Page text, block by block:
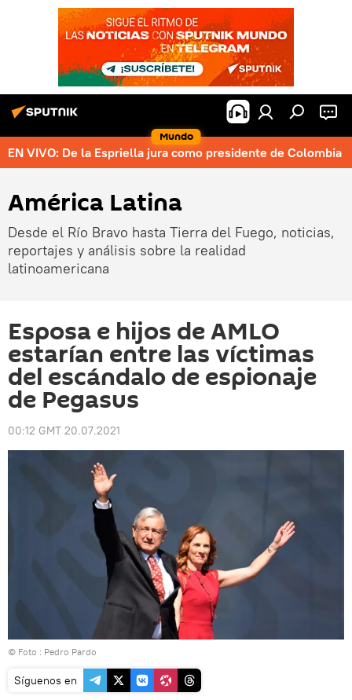
Mundo
EN VIVO: De la Espriella jura como presidente de Colombia
América Latina
Desde el Río Bravo hasta Tierra del Fuego, noticias,
reportajes y análisis sobre la realidad
latinoamericana
Esposa e hijos de AMLO
estarían entre las víctimas
del escándalo de espionaje
de Pegasus
00:12 GMT 20.07.2021
© Foto : Pedro Pardo
Síguenos en